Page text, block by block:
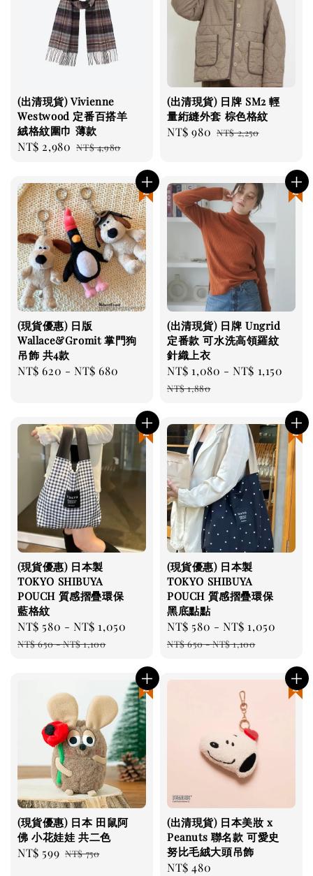
(出清現貨) Vivienne
Westwood 定番百搭羊
絨格紋圍巾 薄款
Sale
NT$ 2,980 Regular
NT$ 4,980
(出清現貨) 日牌 SM2 輕
量絎縫外套 棕色格紋
Sale
NT$ 980 Regular
NT$ 2,250
(現貨優惠) 日版
Wallace&Gromit 掌門狗
吊飾 共4款
Regular
NT$ 620 -NT$ 680
(出清現貨) 日牌 Ungrid
定番款 可水洗高領羅紋
針織上衣
Sale
price
NT$ 1,080 -NT$ 1,150
NT$ 1,880
(現貨優惠) 日本製
TOKYO SHIBUYA
POUCH 質感摺疊環保
藍格紋
Sale
price
NT$ 580 -NT$ 1,050
Regular
NT$ 650-NT$ 1,100
(現貨優惠) 日本製
TOKYO SHIBUYA
POUCH 質感摺疊環保
黑底點點
Sale
price
NT$ 580 -NT$ 1,050
NT$ 650-NT$ 1,100
(現貨優惠) 日本 田鼠阿
佛 小花娃娃 共二色
Sale
NT$ 599 Regular
NT$ 750
(出清現貨) 日本美妝 x
Peanuts 聯名款 可愛史
努比毛絨大頭吊飾
Regular
NT$ 480